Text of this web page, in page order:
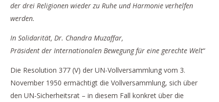
der drei Religionen wieder zu Ruhe und Harmonie verhelfen
werden.
In Solidarität, Dr. Chandra Muzaffar,
Präsident der Internationalen Bewegung für eine gerechte Welt“
Die Resolution 377 (V) der UN-Vollversammlung vom 3.
November 1950 ermächtigt die Vollversammlung, sich über
den UN-Sicherheitsrat – in diesem Fall konkret über die